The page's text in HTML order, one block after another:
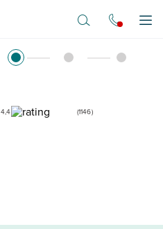
4,4 (1146)